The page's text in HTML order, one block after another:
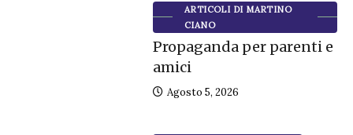
ARTICOLI DI MARTINO
CIANO
Propaganda per parenti e
amici
Agosto 5, 2026